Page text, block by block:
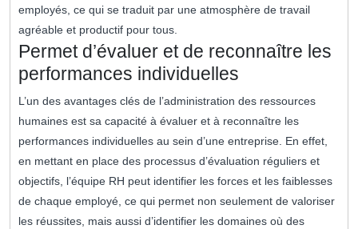
employés, ce qui se traduit par une atmosphère de travail
agréable et productif pour tous.
Permet d’évaluer et de reconnaître les
performances individuelles
L’un des avantages clés de l’administration des ressources
humaines est sa capacité à évaluer et à reconnaître les
performances individuelles au sein d’une entreprise. En effet,
en mettant en place des processus d’évaluation réguliers et
objectifs, l’équipe RH peut identifier les forces et les faiblesses
de chaque employé, ce qui permet non seulement de valoriser
les réussites, mais aussi d’identifier les domaines où des